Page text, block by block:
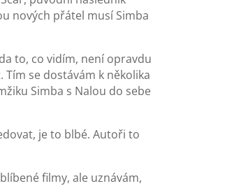
nových přátel musí Simba
to, co vidím, není opravdu
se dostávám k několika
Simba s Nalou do sebe
je to blbé. Autoři to
filmy, ale uznávám,